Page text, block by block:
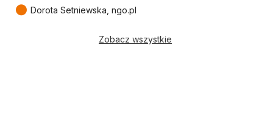
● Dorota Setniewska, ngo.pl
Zobacz wszystkie